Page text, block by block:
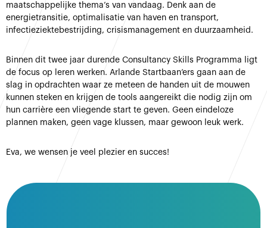
maatschappelijke thema’s van vandaag. Denk aan de
energietransitie, optimalisatie van haven en transport,
infectieziektebestrijding, crisismanagement en duurzaamheid.
Binnen dit twee jaar durende Consultancy Skills Programma ligt
de focus op leren werken. Arlande Startbaan’ers gaan aan de
slag in opdrachten waar ze meteen de handen uit de mouwen
kunnen steken en krijgen de tools aangereikt die nodig zijn om
hun carrière een vliegende start te geven. Geen eindeloze
plannen maken, geen vage klussen, maar gewoon leuk werk.
Eva, we wensen je veel plezier en succes!